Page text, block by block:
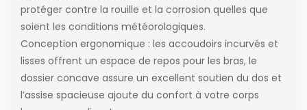
protéger contre la rouille et la corrosion quelles que
soient les conditions météorologiques.
Conception ergonomique : les accoudoirs incurvés et
lisses offrent un espace de repos pour les bras, le
dossier concave assure un excellent soutien du dos et
l’assise spacieuse ajoute du confort à votre corps